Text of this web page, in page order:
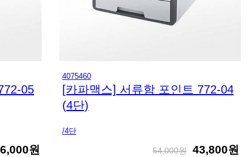
05
원
4075460
[카파맥스] 서류함 포인트 772-04
(4단)
/4단
54,000원 43,800원